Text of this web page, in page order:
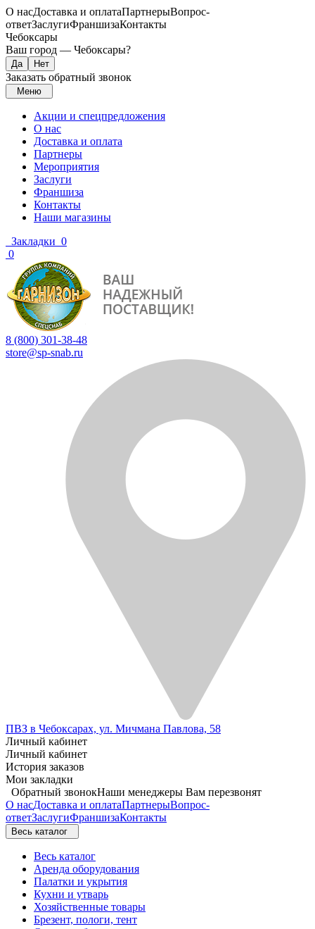
О насДоставка и оплатаПартнерыВопрос-
ответЗаслугиФраншизаКонтакты
Чебоксары
Ваш город — Чебоксары?
Заказать обратный звонок
Меню
Акции и спецпредложения
О нас
Доставка и оплата
Партнеры
Мероприятия
Заслуги
Франшиза
Контакты
Наши магазины
Закладки 0
0
8 (800) 301-38-48
store@sp-snab.ru
ПВЗ в Чебоксарах, ул. Мичмана Павлова, 58
Личный кабинет
Личный кабинет
История заказов
Мои закладки
Обратный звонокНаши менеджеры Вам перезвонят
О насДоставка и оплатаПартнерыВопрос-
ответЗаслугиФраншизаКонтакты
Весь каталог
Весь каталог
Аренда оборудования
Палатки и укрытия
Кухни и утварь
Хозяйственные товары
Брезент, пологи, тент